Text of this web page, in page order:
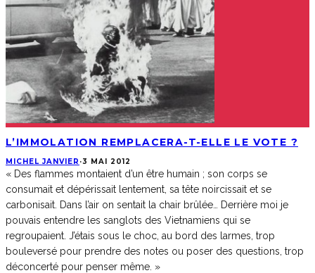
L’IMMOLATION REMPLACERA-T-ELLE LE VOTE ?
MICHEL JANVIER ·3 MAI 2012
« Des flammes montaient d’un être humain ; son corps se
consumait et dépérissait lentement, sa tête noircissait et se
carbonisait. Dans l’air on sentait la chair brûlée… Derrière moi je
pouvais entendre les sanglots des Vietnamiens qui se
regroupaient. J’étais sous le choc, au bord des larmes, trop
bouleversé pour prendre des notes ou poser des questions, trop
déconcerté pour penser même. »